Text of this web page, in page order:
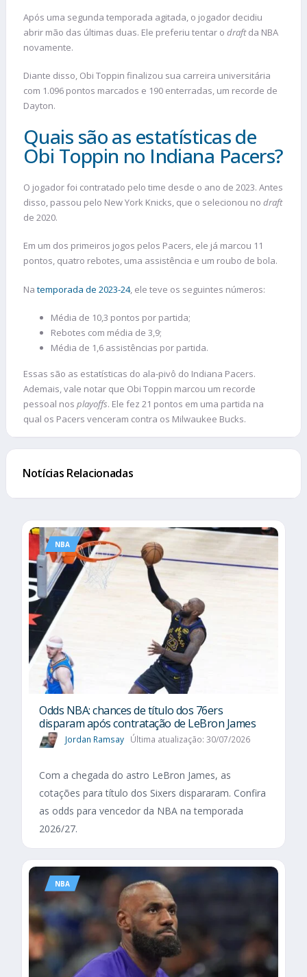
Após uma segunda temporada agitada, o jogador decidiu
abrir mão das últimas duas. Ele preferiu tentar o draftda NBA
novamente.
Diante disso, Obi Toppin finalizou sua carreira universitária
com 1.096 pontos marcados e 190 enterradas, um recorde de
Dayton.
Quais são as estatísticas de
Obi Toppin no Indiana Pacers?
O jogador foi contratado pelo time desde o ano de 2023. Antes
disso, passou pelo New York Knicks, que o selecionou no draft
de 2020.
Em um dos primeiros jogos pelos Pacers, ele já marcou 11
pontos, quatro rebotes, uma assistência e um roubo de bola.
Na temporada de 2023-24, ele teve os seguintes números:
Média de 10,3 pontos por partida;
Rebotes com média de 3,9;
Média de 1,6 assistências por partida.
Essas são as estatísticas do ala-pivô do Indiana Pacers.
Ademais, vale notar que Obi Toppin marcou um recorde
pessoal nos playoffs. Ele fez 21 pontos em uma partida na
qual os Pacers venceram contra os Milwaukee Bucks.
Notícias Relacionadas
NBA
Odds NBA: chances de título dos 76ers
disparam após contratação de LeBron James
Jordan Ramsay Última atualização: 30/07/2026
Com a chegada do astro LeBron James, as
cotações para título dos Sixers dispararam. Confira
as odds para vencedor da NBA na temporada
2026/27.
NBA